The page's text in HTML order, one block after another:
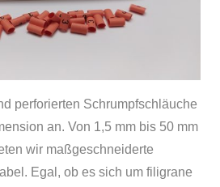
perforierten Schrumpfschläuche
an. Von 1,5 mm bis 50 mm
wir maßgeschneiderte
Egal, ob es sich um filigrane